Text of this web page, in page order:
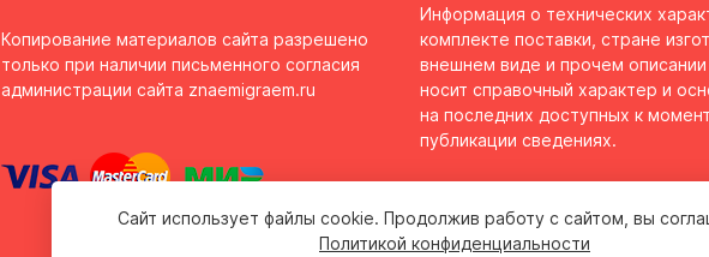
Копирование материалов сайта разрешено
только при наличии письменного согласия
администрации сайта znaemigraem.ru
Информация о технических
комплекте поставки, стране
внешнем виде и прочем описании
носит справочный характер и
на последних доступных к
публикации сведениях.
Сайт использует файлы cookie. Продолжив работу с сайтом, вы
Политикой конфиденциальности